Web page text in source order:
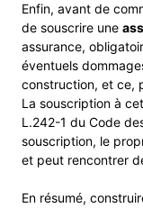
Enfin, avant de
de souscrire une
assurance,
éventuels
construction, et ce,
La souscription à
L.242-1 du Code
souscription, le
et peut rencontrer
En résumé,